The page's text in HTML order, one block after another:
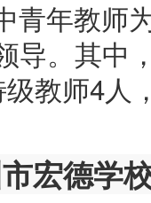
青年教师
导。其中
教师4人
宏德学